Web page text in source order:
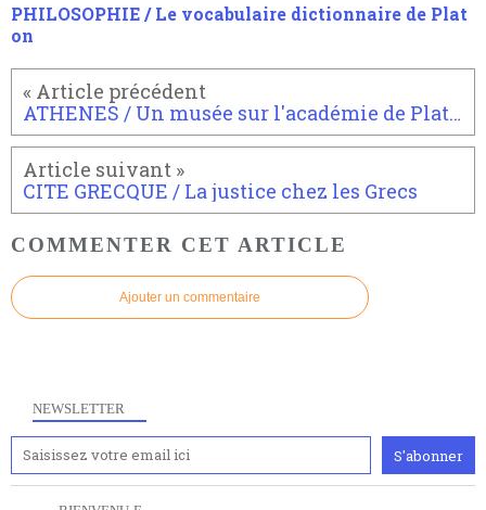
PHILOSOPHIE / Le vocabulaire dictionnaire de Plat
on
ATHENES / Un musée sur l'académie de Platon
CITE GRECQUE / La justice chez les Grecs
COMMENTER CET ARTICLE
Ajouter un commentaire
NEWSLETTER